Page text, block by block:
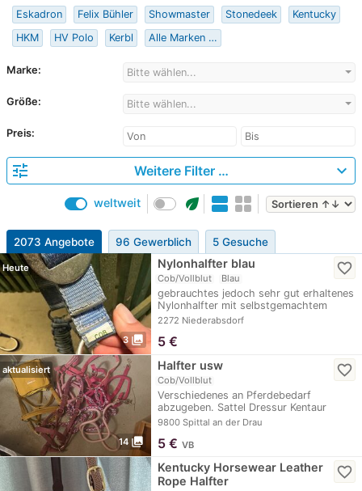
Eskadron Felix Bühler Showmaster Stonedeek
Kentucky
HKM
HV Polo Kerbl Alle Marken …
Marke: Bitte wählen...
Größe: Bitte wählen...
Preis:
tune Weitere Filter … expand_more
weltweit eco
2073 Angebote 96 Gewerblich 5 Gesuche
3 photo_library
Heute Nylonhalfter blau
Cob/Vollblut Blau
gebrauchtes jedoch sehr gut erhaltenes
Nylonhalfter mit selbstgemachtem
Muster auf dem…
2272 Niederabsdorf
favorite_border
5 €
14 photo_library
aktualisiert Halfter usw
Cob/Vollblut
Verschiedenes an Pferdebedarf
abzugeben. Sattel Dressur Kentaur
Halfter…
9800 Spittal an der Drau
favorite_border
5 € VB
Kentucky Horsewear Leather
Rope Halfter
favorite_border